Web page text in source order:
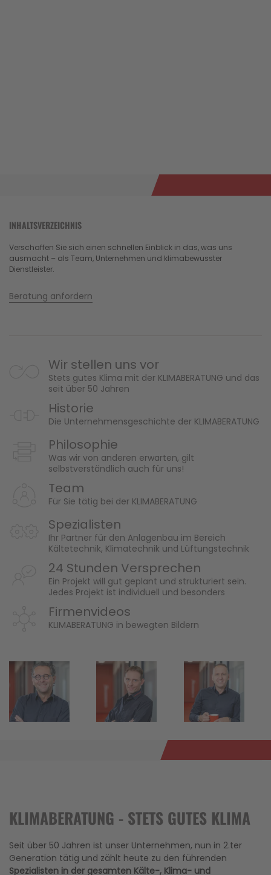
INHALTSVERZEICHNIS
Verschaffen Sie sich einen schnellen Einblick in das, was uns
ausmacht – als Team, Unternehmen und klimabewusster
Dienstleister.
Beratung anfordern
Wir stellen uns vor
Stets gutes Klima mit der KLIMABERATUNG und das
seit über 50 Jahren
Historie
Die Unternehmensgeschichte der KLIMABERATUNG
Philosophie
Was wir von anderen erwarten, gilt
selbstverständlich auch für uns!
Team
Für Sie tätig bei der KLIMABERATUNG
Spezialisten
Ihr Partner für den Anlagenbau im Bereich
Kältetechnik, Klimatechnik und Lüftungstechnik
24 Stunden Versprechen
Ein Projekt will gut geplant und strukturiert sein.
Jedes Projekt ist individuell und besonders
Firmenvideos
KLIMABERATUNG in bewegten Bildern
KLIMABERATUNG - STETS GUTES KLIMA
Seit über 50 Jahren ist unser Unternehmen, nun in 2.ter
Generation tätig und zählt heute zu den führenden
Spezialisten in der gesamten Kälte-, Klima- und